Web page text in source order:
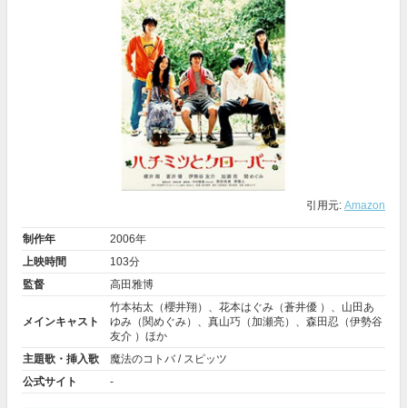
引用元: Amazon
制作年
2006年
上映時間
103分
監督
高田雅博
メインキャスト
竹本祐太（櫻井翔）、花本はぐみ（蒼井優 ）、山田あ
ゆみ（関めぐみ）、真山巧（加瀬亮）、森田忍（伊勢谷
友介 ）ほか
主題歌・挿入歌
魔法のコトバ / スピッツ
公式サイト
-